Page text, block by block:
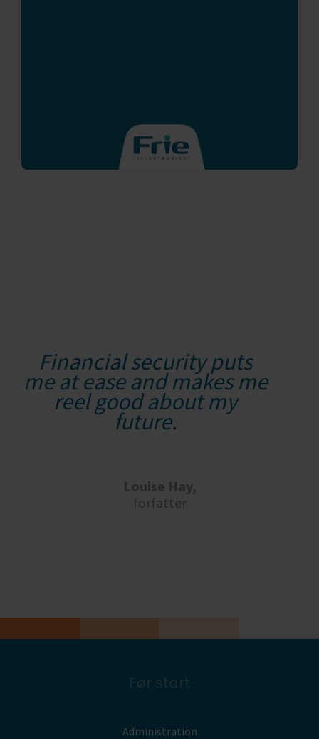
Financial security puts
me at ease and makes me
reel good about my
future.
Louise Hay,
forfatter
Før start
Administration